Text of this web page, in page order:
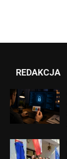
REDAKCJA